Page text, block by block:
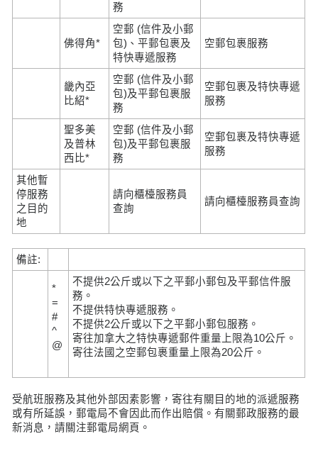
務
佛得角*
空郵 (信件及小郵
包)、平郵包裹及
特快專遞服務
空郵包裹服務
畿內亞
比紹*
空郵 (信件及小郵
包)及平郵包裹服
務
空郵包裹及特快專遞
服務
聖多美
及普林
西比*
空郵 (信件及小郵
包)及平郵包裹服
務
空郵包裹及特快專遞
服務
其他暫
停服務
之目的
地
請向櫃檯服務員
查詢
請向櫃檯服務員查詢
備註:
*
=
#
^
@
不提供2公斤或以下之平郵小郵包及平郵信件服
務。
不提供特快專遞服務。
不提供2公斤或以下之平郵小郵包服務。
寄往加拿大之特快專遞郵件重量上限為10公斤。
寄往法國之空郵包裹重量上限為20公斤。
受航班服務及其他外部因素影響，寄往有關目的地的派遞服務
或有所延誤，郵電局不會因此而作出賠償。有關郵政服務的最
新消息，請關注郵電局網頁。